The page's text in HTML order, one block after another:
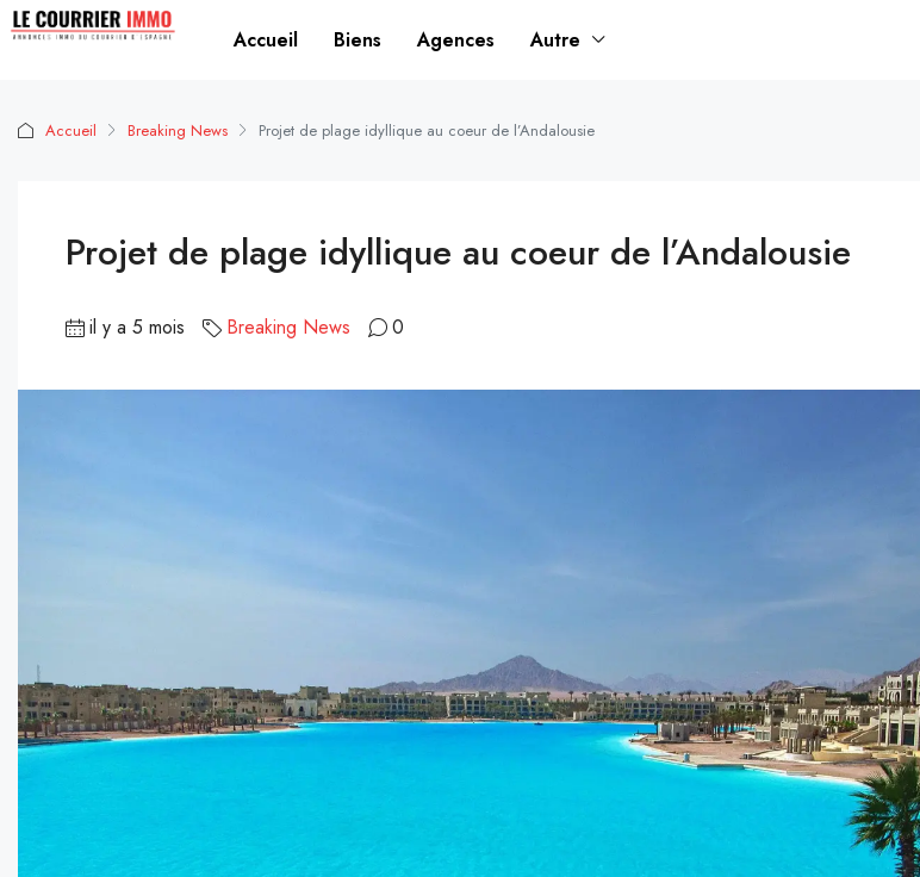
Accueil Biens Agences Autre
Accueil Breaking News Projet de plage idyllique au coeur de l’Andalousie
Projet de plage idyllique au coeur de l’Andalousie
il y a 5 mois Breaking News 0